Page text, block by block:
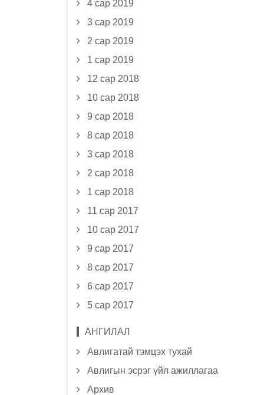
4 сар 2019
3 сар 2019
2 сар 2019
1 сар 2019
12 сар 2018
10 сар 2018
9 сар 2018
8 сар 2018
3 сар 2018
2 сар 2018
1 сар 2018
11 сар 2017
10 сар 2017
9 сар 2017
8 сар 2017
6 сар 2017
5 сар 2017
АНГИЛАЛ
Авлигатай тэмцэх тухай
Авлигын эсрэг үйл ажиллагаа
Архив